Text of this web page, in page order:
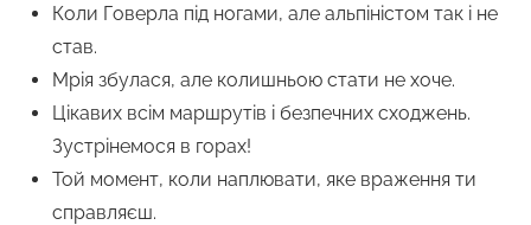
Коли Говерла під ногами, але альпіністом так і не
став.
Мрія збулася, але колишньою стати не хоче.
Цікавих всім маршрутів і безпечних сходжень.
Зустрінемося в горах!
Той момент, коли наплювати, яке враження ти
справляєш.